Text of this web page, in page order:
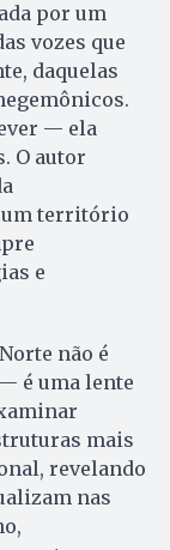
por um
vozes que
daquelas
— ela
O autor
um território
e
não é
é uma lente
mais
revelando
nas